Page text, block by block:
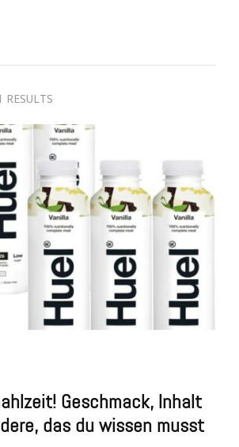
Geschmack, Inhalt
das du wissen musst